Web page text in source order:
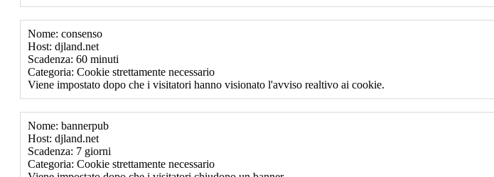
Nome: consenso
Host: djland.net
Scadenza: 60 minuti
Categoria: Cookie strettamente necessario
Viene impostato dopo che i visitatori hanno visionato l'avviso realtivo ai cookie.
Nome: bannerpub
Host: djland.net
Scadenza: 7 giorni
Categoria: Cookie strettamente necessario